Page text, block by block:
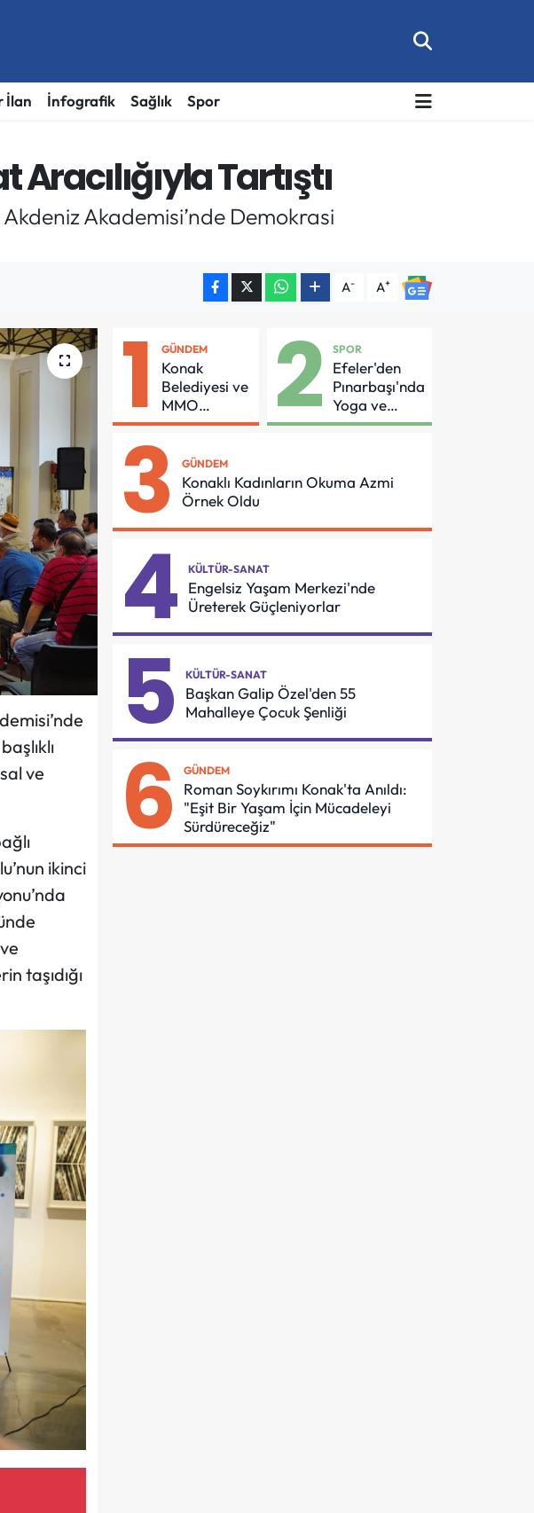
İlan İnfografik Sağlık Spor
Tartıştı
Akademisi’nde Demokrasi
A- A+
ve
ikinci
taşıdığı
1 GÜNDEM
Konak
Belediyesi ve
MMO
Arasında
Güvenliği İçin
Önemli
Protokol
2 SPOR
Efeler'den
Pınarbaşı'nda
Yoga ve
Pilates
3 GÜNDEM
Konaklı Kadınların Okuma Azmi
Örnek Oldu
4 KÜLTÜR-SANAT
Engelsiz Yaşam Merkezi'nde
Üreterek Güçleniyorlar
5 KÜLTÜR-SANAT
Başkan Galip Özel'den 55
Mahalleye Çocuk Şenliği
6 GÜNDEM
Roman Soykırımı Konak'ta Anıldı:
"Eşit Bir Yaşam İçin Mücadeleyi
Sürdüreceğiz"